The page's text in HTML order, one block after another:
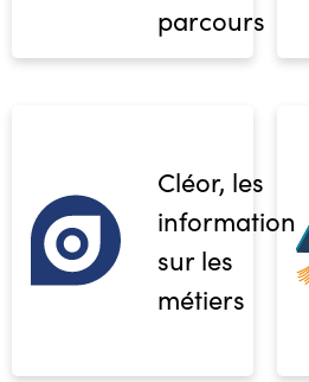
parcours
Cléor, les
informations
sur les
métiers